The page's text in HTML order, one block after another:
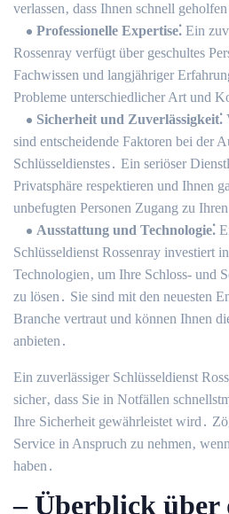
verlassen‚ dass Ihnen schnell
Professionelle Expertise⁚ Ein
Rossenray verfügt über geschultes
Fachwissen und langjähriger
Probleme unterschiedlicher Art und
Sicherheit und Zuverlässigkeit⁚
sind entscheidende Faktoren bei der
Schlüsseldienstes․ Ein seriöser
Privatsphäre respektieren und Ihnen
unbefugten Personen Zugang zu
Ausstattung und Technologie⁚
Schlüsseldienst Rossenray investiert
Technologien‚ um Ihre Schloss- und
zu lösen․ Sie sind mit den neuesten
Branche vertraut und können Ihnen
anbieten․
Ein zuverlässiger Schlüsseldienst
sicher‚ dass Sie in Notfällen
Ihre Sicherheit gewährleistet wird․
Service in Anspruch zu nehmen‚
haben․
– Überblick über